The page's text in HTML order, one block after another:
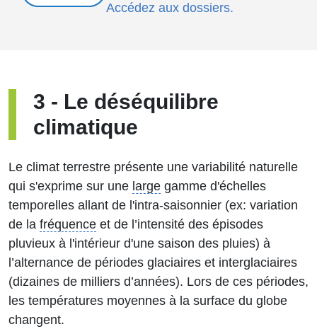
Accédez aux dossiers.
3 - Le déséquilibre
climatique
Le climat terrestre présente une variabilité naturelle
qui s'exprime sur une large gamme d'échelles
temporelles allant de l'intra-saisonnier (ex: variation
de la fréquence et de l’intensité des épisodes
pluvieux à l'intérieur d'une saison des pluies) à
l’alternance de périodes glaciaires et interglaciaires
(dizaines de milliers d’années). Lors de ces périodes,
les températures moyennes à la surface du globe
changent.